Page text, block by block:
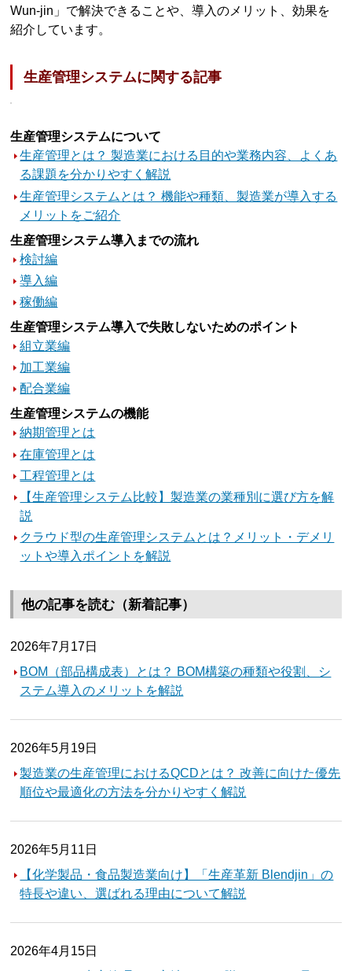
Wun-jin」で解決できることや、導入のメリット、効果を
紹介しています。
生産管理システムに関する記事
生産管理システムについて
生産管理とは？ 製造業における目的や業務内容、よくあ
る課題を分かりやすく解説
生産管理システムとは？ 機能や種類、製造業が導入する
メリットをご紹介
生産管理システム導入までの流れ
検討編
導入編
稼働編
生産管理システム導入で失敗しないためのポイント
組立業編
加工業編
配合業編
生産管理システムの機能
納期管理とは
在庫管理とは
工程管理とは
【生産管理システム比較】製造業の業種別に選び方を解
説
クラウド型の生産管理システムとは？メリット・デメリ
ットや導入ポイントを解説
他の記事を読む（新着記事）
2026年7月17日
BOM（部品構成表）とは？ BOM構築の種類や役割、シ
ステム導入のメリットを解説
2026年5月19日
製造業の生産管理におけるQCDとは？ 改善に向けた優先
順位や最適化の方法を分かりやすく解説
2026年5月11日
【化学製品・食品製造業向け】「生産革新 Blendjin」の
特長や違い、選ばれる理由について解説
2026年4月15日